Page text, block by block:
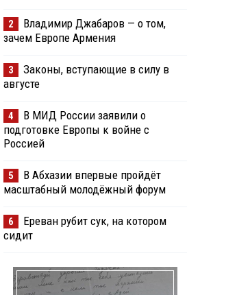
2
Владимир Джабаров — о том,
зачем Европе Армения
3
Законы, вступающие в силу в
августе
4
В МИД России заявили о
подготовке Европы к войне с
Россией
5
В Абхазии впервые пройдёт
масштабный молодёжный форум
6
Ереван рубит сук, на котором
сидит